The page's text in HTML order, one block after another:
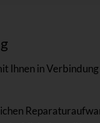
Ihnen in Verbindung